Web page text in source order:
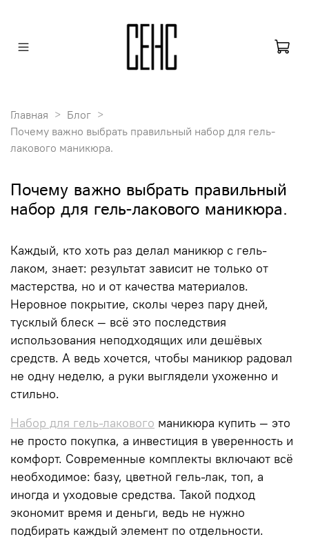
Главная
Блог
Почему важно выбрать правильный набор для гель-
лакового маникюра.
Почему важно выбрать правильный
набор для гель-лакового маникюра.
Каждый, кто хоть раз делал маникюр с гель-
лаком, знает: результат зависит не только от
мастерства, но и от качества материалов.
Неровное покрытие, сколы через пару дней,
тусклый блеск — всё это последствия
использования неподходящих или дешёвых
средств. А ведь хочется, чтобы маникюр радовал
не одну неделю, а руки выглядели ухоженно и
стильно.
Набор для гель-лакового маникюра купить — это
не просто покупка, а инвестиция в уверенность и
комфорт. Современные комплекты включают всё
необходимое: базу, цветной гель-лак, топ, а
иногда и уходовые средства. Такой подход
экономит время и деньги, ведь не нужно
подбирать каждый элемент по отдельности.